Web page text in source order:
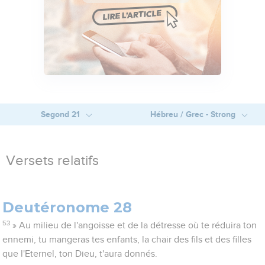
Segond 21 Hébreu / Grec - Strong
Versets relatifs
Deutéronome 28
53 » Au milieu de l'angoisse et de la détresse où te réduira ton
ennemi, tu mangeras tes enfants, la chair des fils et des filles
que l'Eternel, ton Dieu, t'aura donnés.